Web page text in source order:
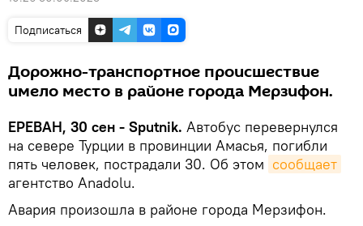
Подписаться
Дорожно-транспортное происшествие
имело место в районе города Мерзифон.
ЕРЕВАН, 30 сен - Sputnik. Автобус перевернулся
на севере Турции в провинции Амасья, погибли
пять человек, пострадали 30. Об этом сообщает
агентство Anadolu.
Авария произошла в районе города Мерзифон.